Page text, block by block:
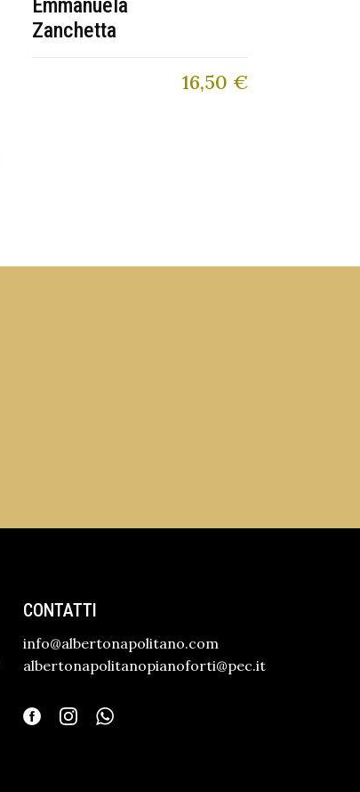
Emmanuela
Zanchetta
16,50 €
CONTATTI
info@albertonapolitano.com
albertonapolitanopianoforti@pec.it